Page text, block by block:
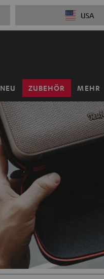
USA
NEU ZUBEHÖR MEHR